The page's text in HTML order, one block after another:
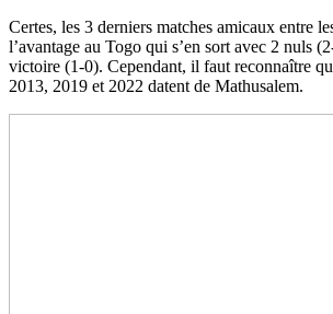
Certes, les 3 derniers matches amicaux entre
l’avantage au Togo qui s’en sort avec 2 nuls
victoire (1-0). Cependant, il faut reconnaître
2013, 2019 et 2022 datent de Mathusalem.